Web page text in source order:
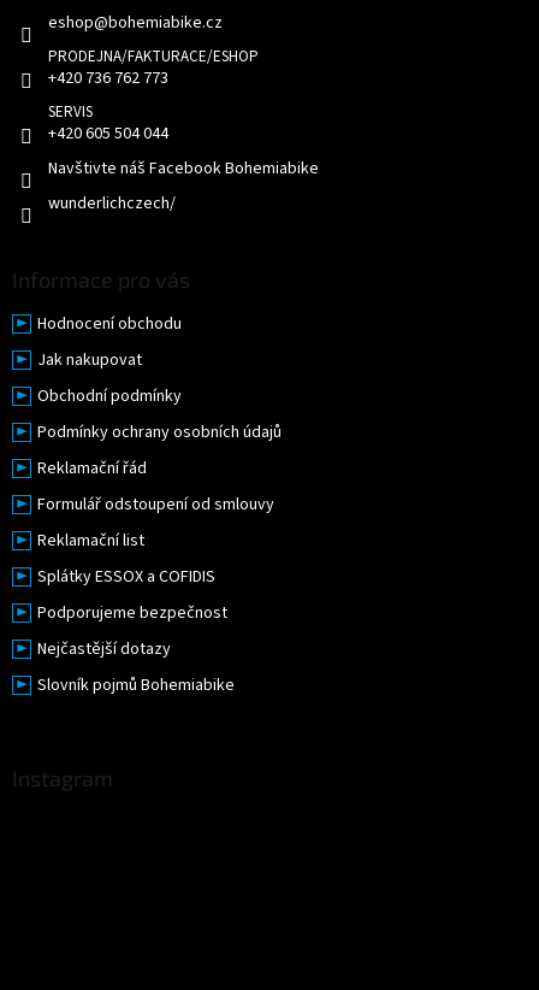
eshop@bohemiabike.cz
+420 736 762 773
+420 605 504 044
Navštivte náš Facebook Bohemiabike
wunderlichczech/
Informace pro vás
Hodnocení obchodu
Jak nakupovat
Obchodní podmínky
Podmínky ochrany osobních údajů
Reklamační řád
Formulář odstoupení od smlouvy
Reklamační list
Splátky ESSOX a COFIDIS
Podporujeme bezpečnost
Nejčastější dotazy
Slovník pojmů Bohemiabike
Instagram